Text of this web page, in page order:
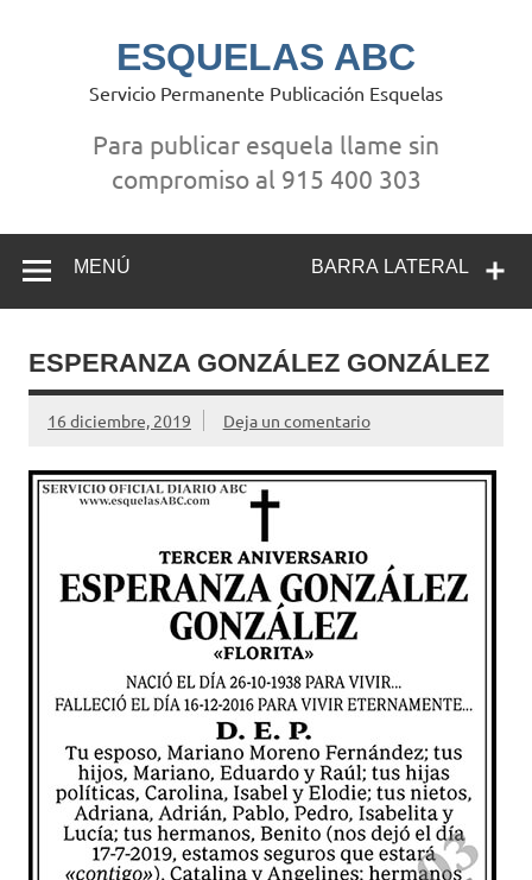
ESQUELAS ABC
Servicio Permanente Publicación Esquelas
Para publicar esquela llame sin
compromiso al 915 400 303
BARRA LATERAL
MENÚ
ESPERANZA GONZÁLEZ GONZÁLEZ
16 diciembre, 2019 Deja un comentario